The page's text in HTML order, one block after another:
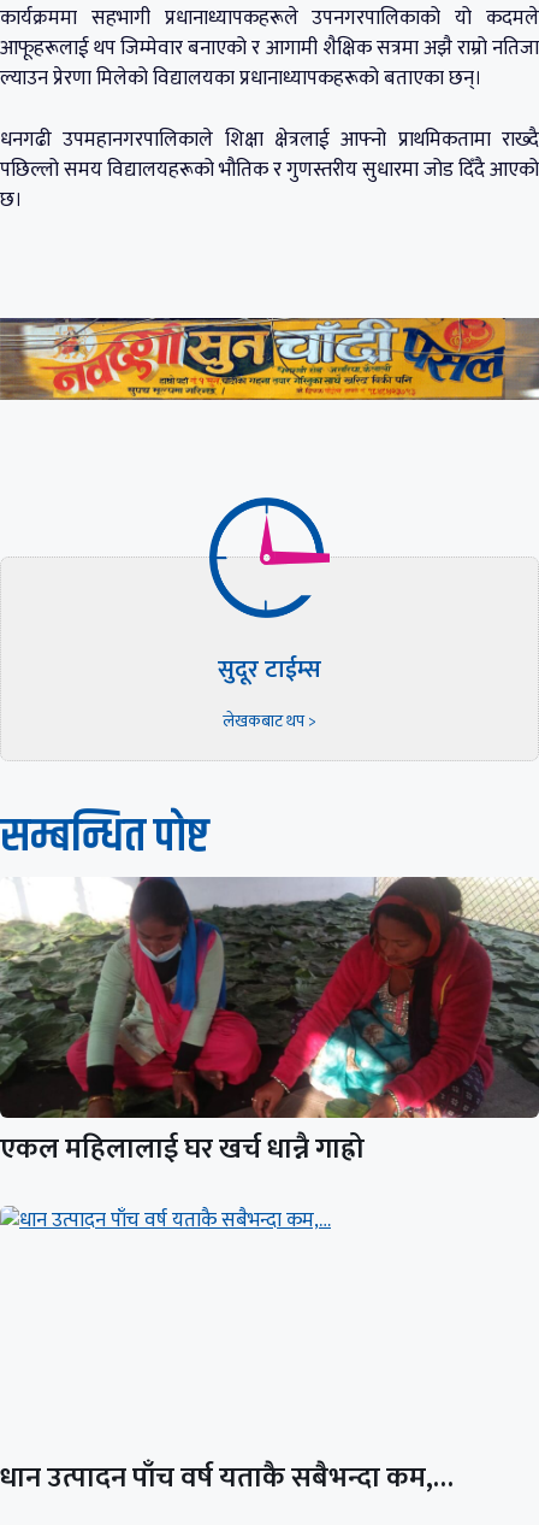
कार्यक्रममा सहभागी प्रधानाध्यापकहरूले उपनगरपालिकाको यो कदमले
आफूहरूलाई थप जिम्मेवार बनाएको र आगामी शैक्षिक सत्रमा अझै राम्रो नतिजा
ल्याउन प्रेरणा मिलेको विद्यालयका प्रधानाध्यापकहरूको बताएका छन्।
धनगढी उपमहानगरपालिकाले शिक्षा क्षेत्रलाई आफ्नो प्राथमिकतामा राख्दै
पछिल्लो समय विद्यालयहरूको भौतिक र गुणस्तरीय सुधारमा जोड दिँदै आएको
छ।
सुदूर टाईम्स
लेखकबाट थप >
सम्बन्धित पाेष्ट
एकल महिलालाई घर खर्च धान्नै गाह्रो
धान उत्पादन पाँच वर्ष यताकै सबैभन्दा कम,…